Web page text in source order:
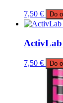
7,50 € Do
ActivLab
7,50 € Do